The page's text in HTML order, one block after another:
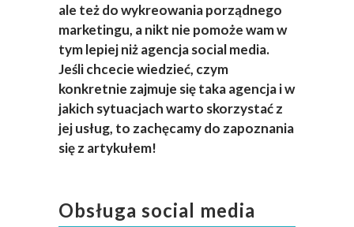
ale też do wykreowania porządnego
marketingu, a nikt nie pomoże wam w
tym lepiej niż agencja social media.
Jeśli chcecie wiedzieć, czym
konkretnie zajmuje się taka agencja i w
jakich sytuacjach warto skorzystać z
jej usług, to zachęcamy do zapoznania
się z artykułem!
Obsługa social media